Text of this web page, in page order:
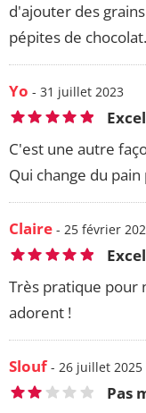
d'ajouter des
pépites de
Yo - 31 juillet 2023
C'est une autre
Qui change du
Claire - 25 février
Très pratique pour
adorent !
Slouf- 26 juillet 2025
Pas